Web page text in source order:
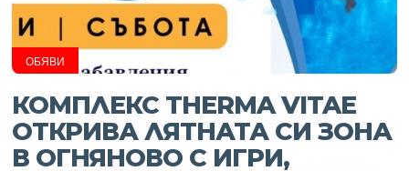
ОБЯВИ
КОМПЛЕКС THERMA VITAE
ОТКРИВА ЛЯТНАТА СИ ЗОНА
В ОГНЯНОВО С ИГРИ,